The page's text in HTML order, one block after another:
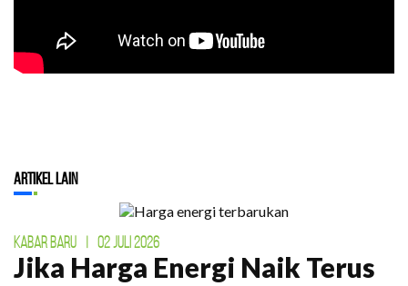
Artikel Lain
KABAR BARU 02 JULI 2026
Jika Harga Energi Naik Terus